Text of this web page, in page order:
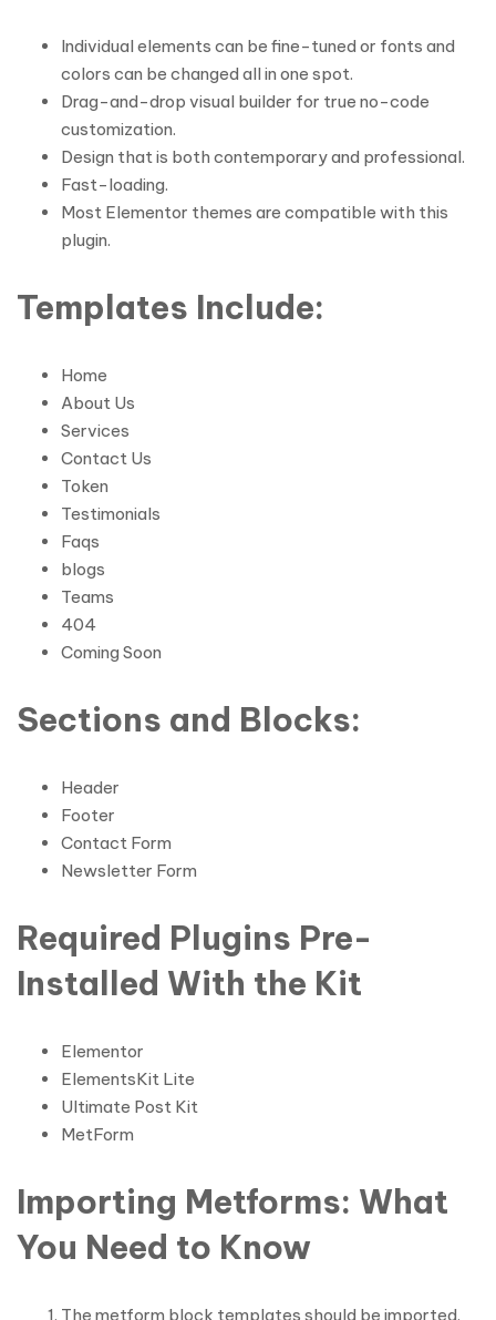
Individual elements can be fine-tuned or fonts and
colors can be changed all in one spot.
Drag-and-drop visual builder for true no-code
customization.
Design that is both contemporary and professional.
Fast-loading.
Most Elementor themes are compatible with this
plugin.
Templates Include:
Home
About Us
Services
Contact Us
Token
Testimonials
Faqs
blogs
Teams
404
Coming Soon
Sections and Blocks:
Header
Footer
Contact Form
Newsletter Form
Required Plugins Pre-
Installed With the Kit
Elementor
ElementsKit Lite
Ultimate Post Kit
MetForm
Importing Metforms: What
You Need to Know
The metform block templates should be imported.